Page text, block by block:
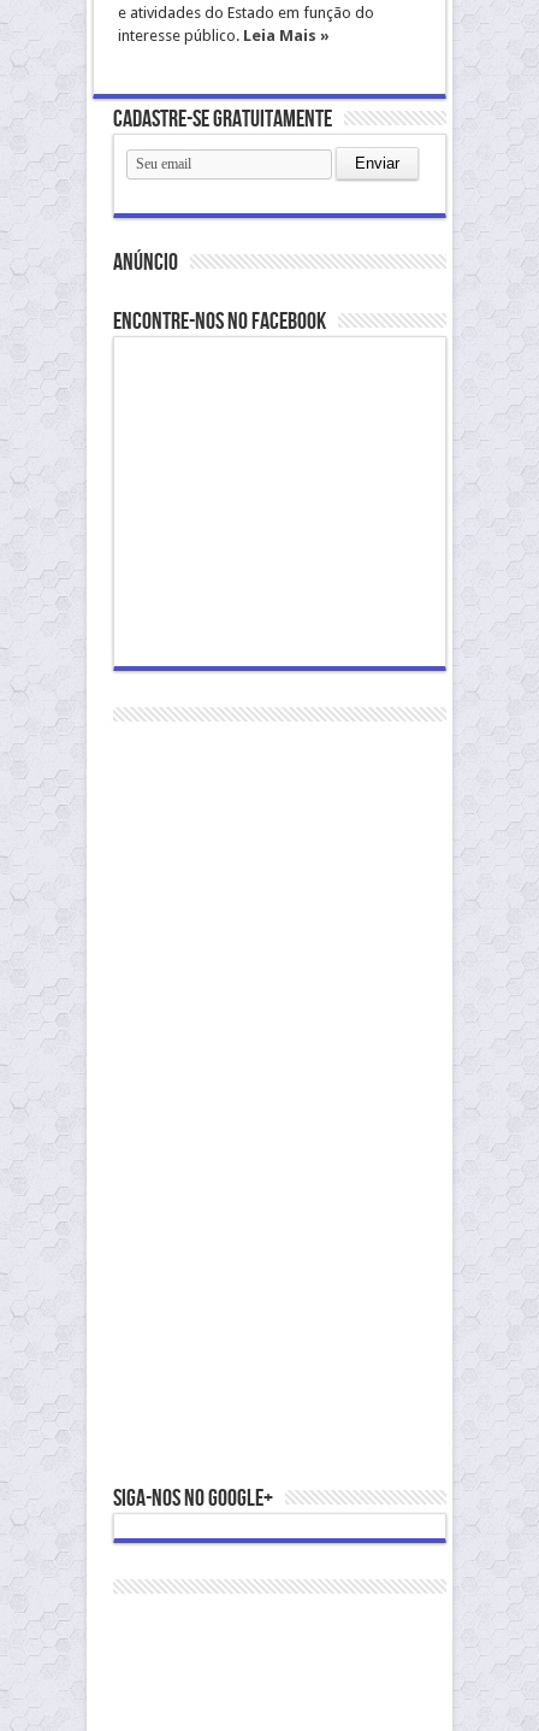
e atividades do Estado em função do
interesse público. Leia Mais »
Cadastre-se gratuitamente
anúncio
Encontre-nos no Facebook
Siga-nos no Google+